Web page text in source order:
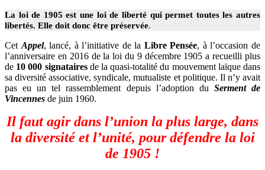
La loi de 1905 est une loi de liberté qui permet toutes les autres
libertés. Elle doit donc être préservée.
Cet Appel, lancé, à l’initiative de la Libre Pensée, à l’occasion de
l’anniversaire en 2016 de la loi du 9 décembre 1905 a recueilli plus
de 10 000 signatairesde la quasi-totalité du mouvement laïque dans
sa diversité associative, syndicale, mutualiste et politique. Il n’y avait
pas eu un tel rassemblement depuis l’adoption du Serment de
Vincennes de juin 1960.
Il faut agir dans l’union la plus large, dans
la diversité et l’unité, pour défendre la loi
de 1905 !